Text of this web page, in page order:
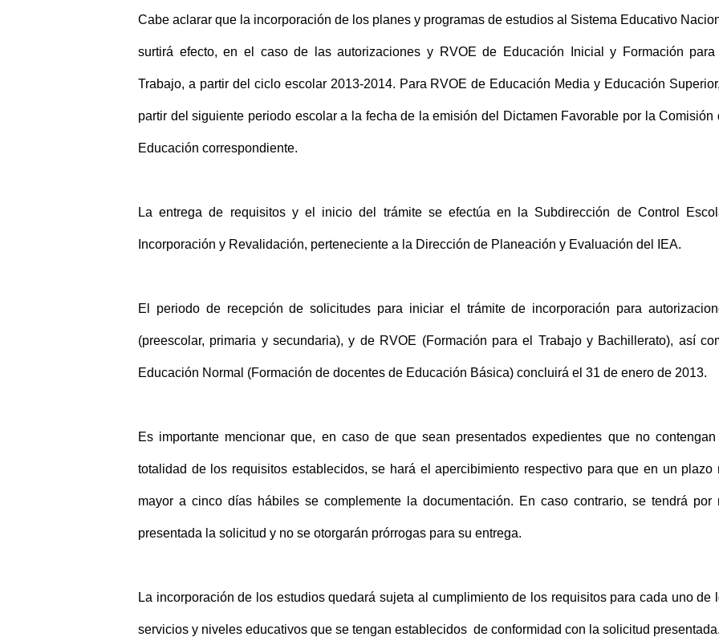
Cabe aclarar que la incorporación de los planes y programas de estudios al Sistema Educativo
surtirá efecto, en el caso de las autorizaciones y RVOE de Educación Inicial y Formación para
Trabajo, a partir del ciclo escolar 2013-2014. Para RVOE de Educación Media y Educación
partir del siguiente periodo escolar a la fecha de la emisión del Dictamen Favorable por la Comisión
Educación correspondiente.
La entrega de requisitos y el inicio del trámite se efectúa en la Subdirección de Control
Incorporación y Revalidación, perteneciente a la Dirección de Planeación y Evaluación del IEA.
El periodo de recepción de solicitudes para iniciar el trámite de incorporación para
(preescolar, primaria y secundaria), y de RVOE (Formación para el Trabajo y Bachillerato), así
Educación Normal (Formación de docentes de Educación Básica) concluirá el 31 de enero de 2013.
Es importante mencionar que, en caso de que sean presentados expedientes que no
totalidad de los requisitos establecidos, se hará el apercibimiento respectivo para que en un plazo
mayor a cinco días hábiles se complemente la documentación. En caso contrario, se tendrá por
presentada la solicitud y no se otorgarán prórrogas para su entrega.
La incorporación de los estudios quedará sujeta al cumplimiento de los requisitos para cada uno de
servicios y niveles educativos que se tengan establecidos de conformidad con la solicitud presentada.